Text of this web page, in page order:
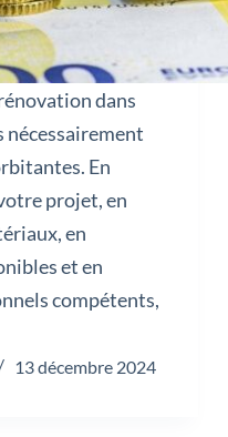
dans
nécessairement
En
projet, en
en
et en
compétents,
13 décembre 2024